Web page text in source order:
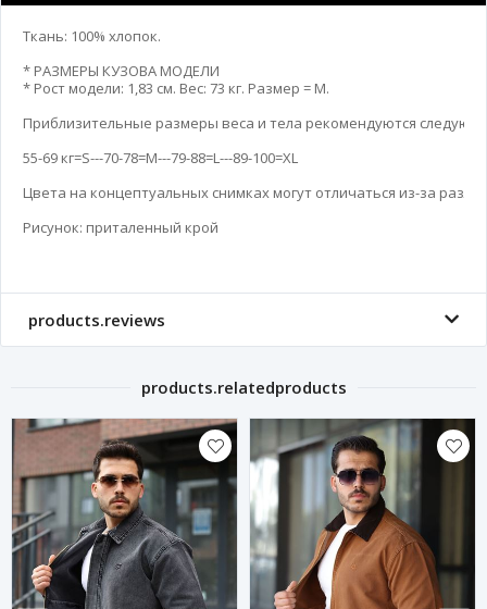
Ткань: 100% хлопок.
* РАЗМЕРЫ КУЗОВА МОДЕЛИ
* Рост модели: 1,83 см. Вес: 73 кг. Размер = M.
Приблизительные размеры веса и тела рекомендуются
55-69 кг=S---70-78=M---79-88=L---89-100=XL
Цвета на концептуальных снимках могут отличаться из-за
Рисунок: приталенный крой
products.reviews
products.relatedproducts